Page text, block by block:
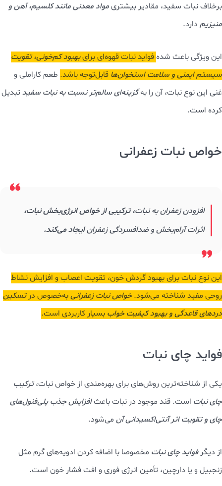
برخلاف نبات سفید، مقادیر بیشتریمواد معدنی مانند کلسیم، آهن و
منیزیم دارد.
این ویژگی باعث شدهفواید نبات قهوه‌ای برایبهبود کم‌خونی، تقویت
سیستم ایمنی و سلامت استخوان‌ها قابل‌توجه باشد. طعم کاراملی و
غنی این نوع نبات، آن را بهگزینه‌ای سالم‌تر نسبت به نبات سفید تبدیل
کرده است.
خواص نبات زعفرانی
افزودن زعفران به نبات، ترکیبی از خواص انرژی‌بخش نبات،
اثرات آرام‌بخش و ضدافسردگی زعفرانایجاد می‌کند.
این نوع نبات برای بهبود گردش خون، تقویت اعصاب و افزایش نشاط
روحی مفید شناخته می‌شود.خواص نبات زعفرانیبه‌خصوص درتسکین
دردهای قاعدگی و بهبود کیفیت خواب بسیار کاربردی است.
فواید چای نبات
یکی از شناخته‌ترین روش‌های برای بهره‌مندی از خواص نبات،ترکیب
چای نبات است. قند موجود در نبات باعثافزایش جذب پلی‌فنول‌های
چای و تقویت اثر آنتی‌اکسیدانی آن می‌شود.
از دیگرفواید چای نبات مخصوصا با اضافه کردن ادویه‌های گرم مثل
زنجبیل و یا دارچین، تأمین انرژی فوری و افت فشار خون است.